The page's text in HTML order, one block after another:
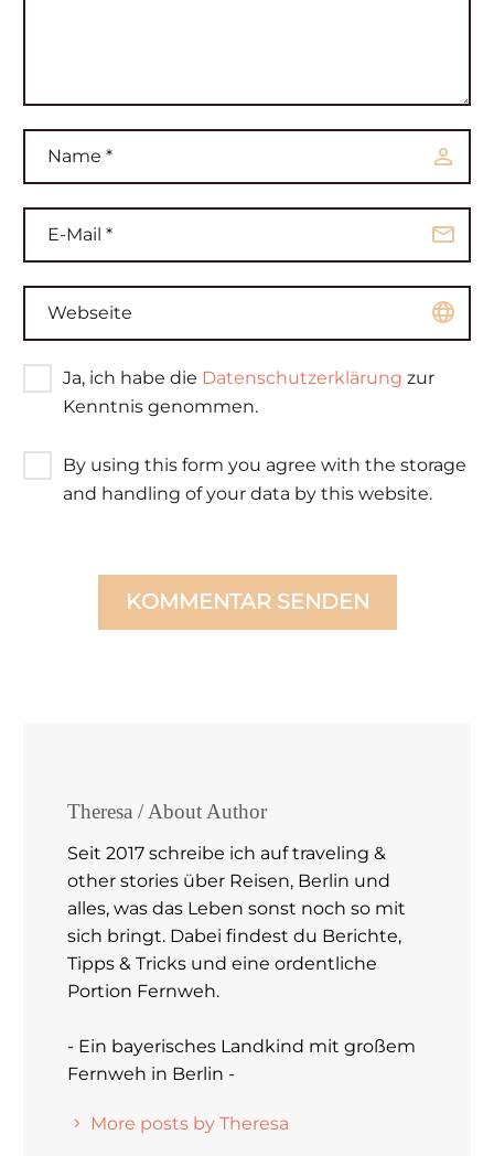
Ja, ich habe die Datenschutzerklärung zur
Kenntnis genommen.
By using this form you agree with the storage
and handling of your data by this website.
KOMMENTAR SENDEN
Theresa / About Author
Seit 2017 schreibe ich auf traveling &
other stories über Reisen, Berlin und
alles, was das Leben sonst noch so mit
sich bringt. Dabei findest du Berichte,
Tipps & Tricks und eine ordentliche
Portion Fernweh.
- Ein bayerisches Landkind mit großem
Fernweh in Berlin -
More posts by Theresa